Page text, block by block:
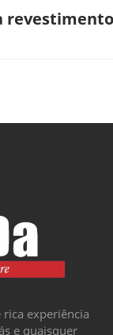
experiência
e quaisquer